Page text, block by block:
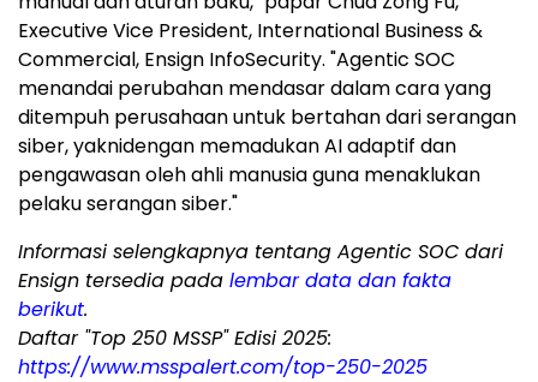
Executive Vice President, International Business &
Commercial, Ensign InfoSecurity. "Agentic SOC
menandai perubahan mendasar dalam cara yang
ditempuh perusahaan untuk bertahan dari serangan
siber, yaknidengan memadukan AI adaptif dan
pengawasan oleh ahli manusia guna menaklukan
pelaku serangan siber."
Informasi selengkapnya tentang Agentic SOC dari
Ensign tersedia pada lembar data dan fakta
berikut.
Daftar "Top 250 MSSP" Edisi 2025:
https://www.msspalert.com/top-250-2025